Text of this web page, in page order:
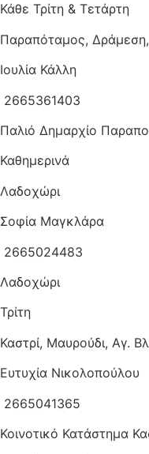
Κάθε Τρίτη & Τετάρτη
Παραπόταμος, Δράμεση,
Ιουλία Κάλλη
2665361403
Παλιό Δημαρχίο
Καθημερινά
Λαδοχώρι
Σοφία Μαγκλάρα
2665024483
Λαδοχώρι
Τρίτη
Καστρί, Μαυρούδι, Αγ.
Ευτυχία Νικολοπούλου
2665041365
Κοινοτικό Κατάστημα